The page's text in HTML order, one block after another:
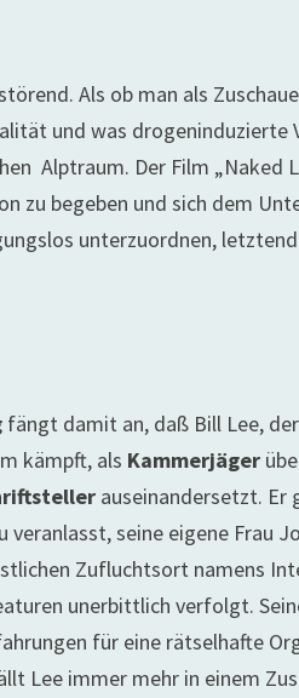
Als ob man als
und was drogeninduzierte
Alptraum. Der Film „Naked
zu begeben und sich dem
unterzuordnen,
fängt damit an, daß Bill Lee,
kämpft, als Kammerjäger
auseinandersetzt. Er
seine eigene Frau
Zufluchtsort namens
unerbittlich verfolgt.
für eine rätselhafte
Lee immer mehr in einem